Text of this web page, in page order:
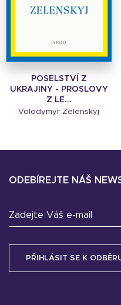
POSELSTVÍ Z
UKRAJINY - PROSLOVY
Z LE...
Volodymyr Zelenskyj
ODEBÍREJTE NÁŠ
Zadejte Váš e-mail